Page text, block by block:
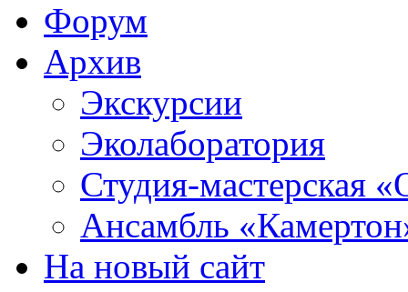
Форум
Архив
Экскурсии
Эколаборатория
Студия-мастерская
Ансамбль
На новый сайт